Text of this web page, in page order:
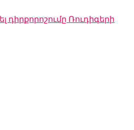
դիրքորոշումը Ռուդիգերի